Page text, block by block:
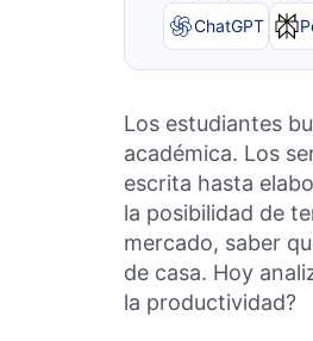
ChatGPT
Los estudiantes
académica. Los
escrita hasta
la posibilidad de
mercado, saber
de casa. Hoy
la productividad?